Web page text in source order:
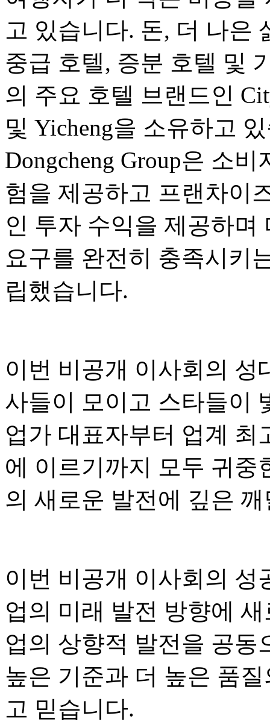
고 있습니다. 돈, 더 나은
중급 호텔, 증분 호텔 및
의 주요 호텔 브랜드인
및 Yicheng을 소유하고
Dongcheng Group은 소
험을 제공하고 프랜차이
인 투자 수익을 제공하며
요구를 완전히 충족시키
립했습니다.
이번 비공개 이사회의 성
사들이 모이고 스타들이
업가 대표자부터 업계 최
에 이르기까지 모두 귀중
의 새로운 발전에 깊은
이번 비공개 이사회의 성
업의 미래 발전 방향에
업의 상향적 발전을 공동
높은 기준과 더 높은 품
고 믿습니다.